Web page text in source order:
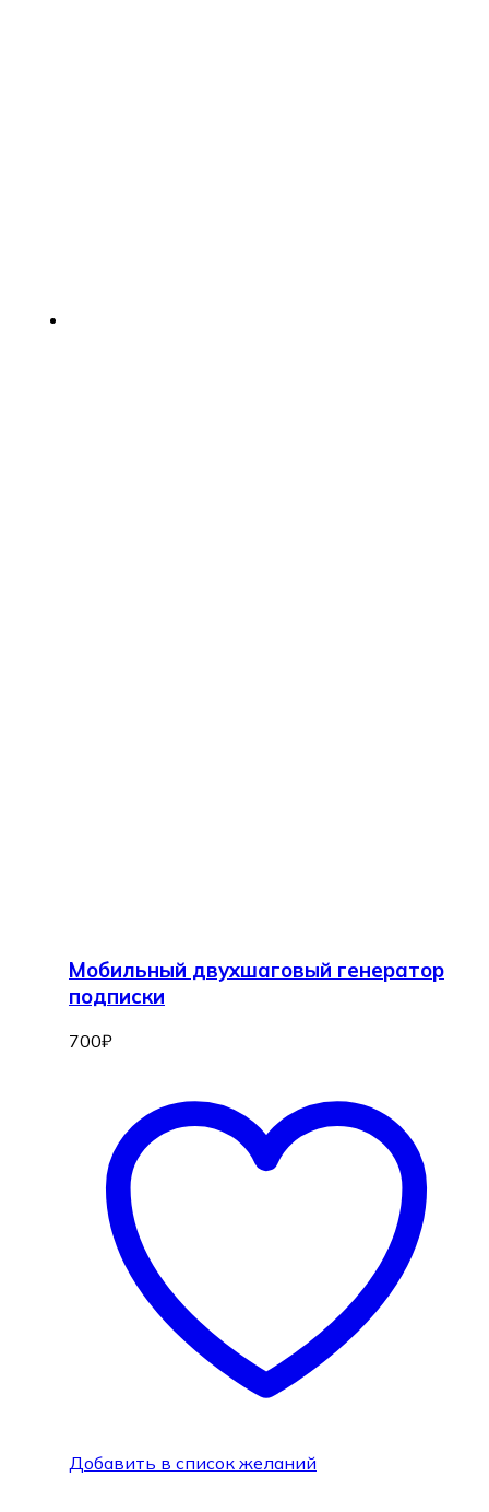
Мобильный двухшаговый генератор
подписки
700₽
Добавить в список желаний